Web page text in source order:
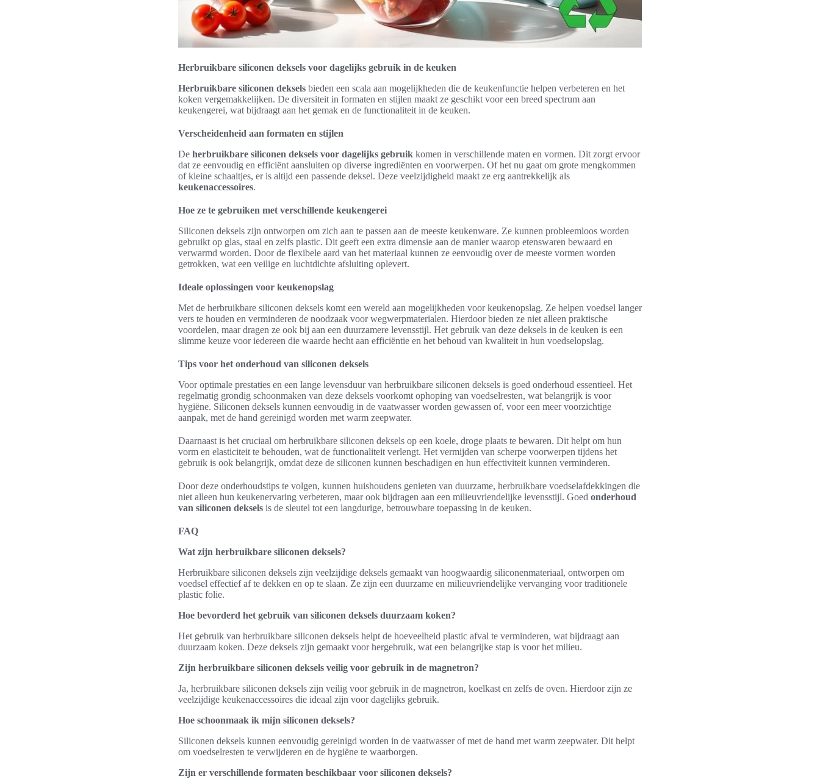
Herbruikbare siliconen deksels voor dagelijks gebruik in de keuken
Herbruikbare siliconen deksels bieden een scala aan mogelijkheden die de keukenfunctie helpen verbeteren en het
koken vergemakkelijken. De diversiteit in formaten en stijlen maakt ze geschikt voor een breed spectrum aan
keukengerei, wat bijdraagt aan het gemak en de functionaliteit in de keuken.
Verscheidenheid aan formaten en stijlen
De herbruikbare siliconen deksels voor dagelijks gebruik komen in verschillende maten en vormen. Dit zorgt ervoor
dat ze eenvoudig en efficiënt aansluiten op diverse ingrediënten en voorwerpen. Of het nu gaat om grote mengkommen
of kleine schaaltjes, er is altijd een passende deksel. Deze veelzijdigheid maakt ze erg aantrekkelijk als
keukenaccessoires.
Hoe ze te gebruiken met verschillende keukengerei
Siliconen deksels zijn ontworpen om zich aan te passen aan de meeste keukenware. Ze kunnen probleemloos worden
gebruikt op glas, staal en zelfs plastic. Dit geeft een extra dimensie aan de manier waarop etenswaren bewaard en
verwarmd worden. Door de flexibele aard van het materiaal kunnen ze eenvoudig over de meeste vormen worden
getrokken, wat een veilige en luchtdichte afsluiting oplevert.
Ideale oplossingen voor keukenopslag
Met de herbruikbare siliconen deksels komt een wereld aan mogelijkheden voor keukenopslag. Ze helpen voedsel langer
vers te houden en verminderen de noodzaak voor wegwerpmaterialen. Hierdoor bieden ze niet alleen praktische
voordelen, maar dragen ze ook bij aan een duurzamere levensstijl. Het gebruik van deze deksels in de keuken is een
slimme keuze voor iedereen die waarde hecht aan efficiëntie en het behoud van kwaliteit in hun voedselopslag.
Tips voor het onderhoud van siliconen deksels
Voor optimale prestaties en een lange levensduur van herbruikbare siliconen deksels is goed onderhoud essentieel. Het
regelmatig grondig schoonmaken van deze deksels voorkomt ophoping van voedselresten, wat belangrijk is voor
hygiëne. Siliconen deksels kunnen eenvoudig in de vaatwasser worden gewassen of, voor een meer voorzichtige
aanpak, met de hand gereinigd worden met warm zeepwater.
Daarnaast is het cruciaal om herbruikbare siliconen deksels op een koele, droge plaats te bewaren. Dit helpt om hun
vorm en elasticiteit te behouden, wat de functionaliteit verlengt. Het vermijden van scherpe voorwerpen tijdens het
gebruik is ook belangrijk, omdat deze de siliconen kunnen beschadigen en hun effectiviteit kunnen verminderen.
Door deze onderhoudstips te volgen, kunnen huishoudens genieten van duurzame, herbruikbare voedselafdekkingen die
niet alleen hun keukenervaring verbeteren, maar ook bijdragen aan een milieuvriendelijke levensstijl. Goed onderhoud
van siliconen deksels is de sleutel tot een langdurige, betrouwbare toepassing in de keuken.
FAQ
Wat zijn herbruikbare siliconen deksels?
Herbruikbare siliconen deksels zijn veelzijdige deksels gemaakt van hoogwaardig siliconenmateriaal, ontworpen om
voedsel effectief af te dekken en op te slaan. Ze zijn een duurzame en milieuvriendelijke vervanging voor traditionele
plastic folie.
Hoe bevorderd het gebruik van siliconen deksels duurzaam koken?
Het gebruik van herbruikbare siliconen deksels helpt de hoeveelheid plastic afval te verminderen, wat bijdraagt aan
duurzaam koken. Deze deksels zijn gemaakt voor hergebruik, wat een belangrijke stap is voor het milieu.
Zijn herbruikbare siliconen deksels veilig voor gebruik in de magnetron?
Ja, herbruikbare siliconen deksels zijn veilig voor gebruik in de magnetron, koelkast en zelfs de oven. Hierdoor zijn ze
veelzijdige keukenaccessoires die ideaal zijn voor dagelijks gebruik.
Hoe schoonmaak ik mijn siliconen deksels?
Siliconen deksels kunnen eenvoudig gereinigd worden in de vaatwasser of met de hand met warm zeepwater. Dit helpt
om voedselresten te verwijderen en de hygiëne te waarborgen.
Zijn er verschillende formaten beschikbaar voor siliconen deksels?